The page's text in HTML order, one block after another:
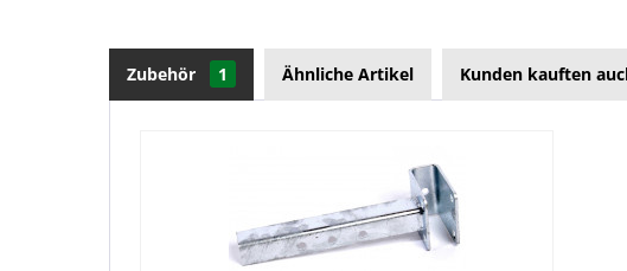
Zubehör 1 Ähnliche Artikel Kunden kauften